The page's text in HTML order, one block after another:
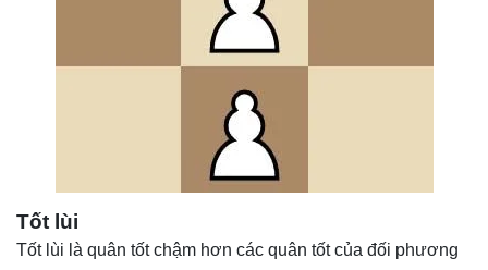
Tốt lùi
Tốt lùi là quân tốt chậm hơn các quân tốt của đối phương